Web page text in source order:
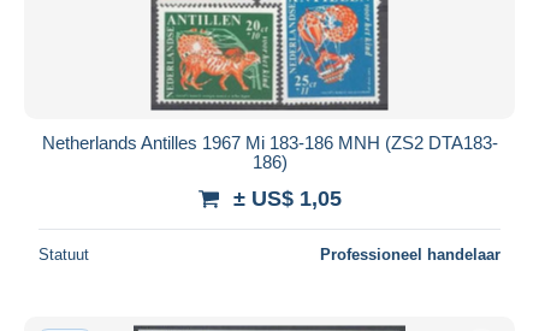
Netherlands Antilles 1967 Mi 183-186 MNH (ZS2 DTA183-
186)
± US$ 1,05
Statuut Professioneel handelaar